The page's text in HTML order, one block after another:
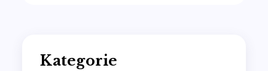
Kategorie